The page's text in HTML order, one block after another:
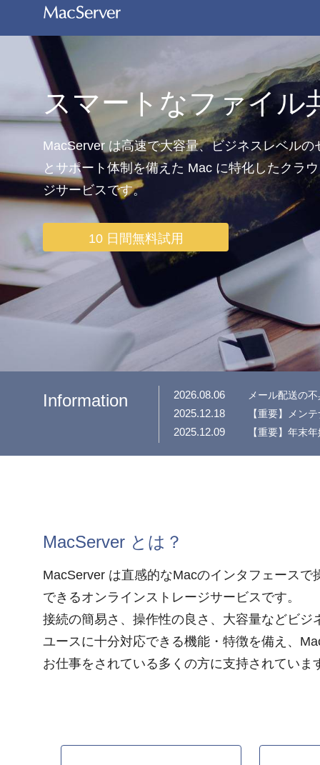
スマートなファイル
MacServer は高速で大容量、ビジネスレベルの
とサポート体制を備えた Mac に特化したクラ
ジサービスです。
10 日間無料試用
Information 2026.08.06 メール配送の
2025.12.18 【重要】メン
2025.12.09 【重要】年末
MacServer とは？
MacServer は直感的なMacのインタフェースで
できるオンラインストレージサービスです。
接続の簡易さ、操作性の良さ、大容量などビジ
ユースに十分対応できる機能・特徴を備え、
お仕事をされている多くの方に支持されていま